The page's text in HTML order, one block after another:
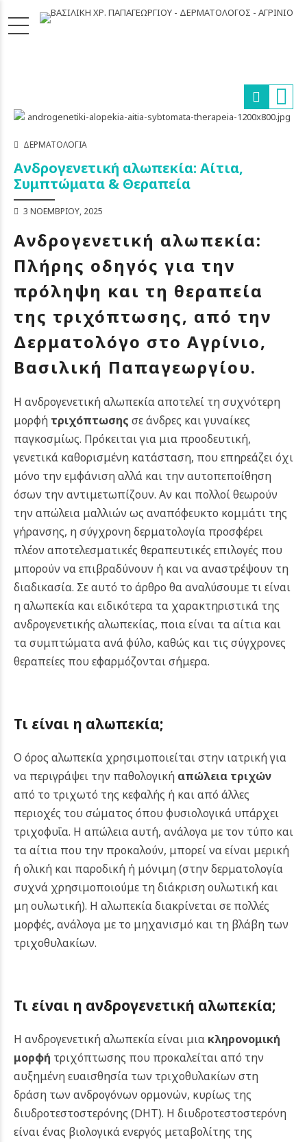
ΔΕΡΜΑΤΟΛΟΓΊΑ
Ανδρογενετική αλωπεκία: Αίτια,
Συμπτώματα & Θεραπεία
3 ΝΟΕΜΒΡΊΟΥ, 2025
Ανδρογενετική αλωπεκία:
Πλήρης οδηγός για την
πρόληψη και τη θεραπεία
της τριχόπτωσης, από την
Δερματολόγο στο Αγρίνιο,
Βασιλική Παπαγεωργίου.
Η ανδρογενετική αλωπεκία αποτελεί τη συχνότερη
μορφή τριχόπτωσης σε άνδρες και γυναίκες
παγκοσμίως. Πρόκειται για μια προοδευτική,
γενετικά καθορισμένη κατάσταση, που επηρεάζει όχι
μόνο την εμφάνιση αλλά και την αυτοπεποίθηση
όσων την αντιμετωπίζουν. Αν και πολλοί θεωρούν
την απώλεια μαλλιών ως αναπόφευκτο κομμάτι της
γήρανσης, η σύγχρονη δερματολογία προσφέρει
πλέον αποτελεσματικές θεραπευτικές επιλογές που
μπορούν να επιβραδύνουν ή και να αναστρέψουν τη
διαδικασία. Σε αυτό το άρθρο θα αναλύσουμε τι είναι
η αλωπεκία και ειδικότερα τα χαρακτηριστικά της
ανδρογενετικής αλωπεκίας, ποια είναι τα αίτια και
τα συμπτώματα ανά φύλο, καθώς και τις σύγχρονες
θεραπείες που εφαρμόζονται σήμερα.
Τι είναι η αλωπεκία;
Ο όρος αλωπεκία χρησιμοποιείται στην ιατρική για
να περιγράψει την παθολογική απώλεια τριχών
από το τριχωτό της κεφαλής ή και από άλλες
περιοχές του σώματος όπου φυσιολογικά υπάρχει
τριχοφυΐα. Η απώλεια αυτή, ανάλογα με τον τύπο και
τα αίτια που την προκαλούν, μπορεί να είναι μερική
ή ολική και παροδική ή μόνιμη (στην δερματολογία
συχνά χρησιμοποιούμε τη διάκριση ουλωτική και
μη ουλωτική). Η αλωπεκία διακρίνεται σε πολλές
μορφές, ανάλογα με το μηχανισμό και τη βλάβη των
τριχοθυλακίων.
Τι είναι η ανδρογενετική αλωπεκία;
Η ανδρογενετική αλωπεκία είναι μια κληρονομική
μορφή τριχόπτωσης που προκαλείται από την
αυξημένη ευαισθησία των τριχοθυλακίων στη
δράση των ανδρογόνων ορμονών, κυρίως της
διυδροτεστοστερόνης (DHT). Η διυδροτεστοστερόνη
είναι ένας βιολογικά ενεργός μεταβολίτης της